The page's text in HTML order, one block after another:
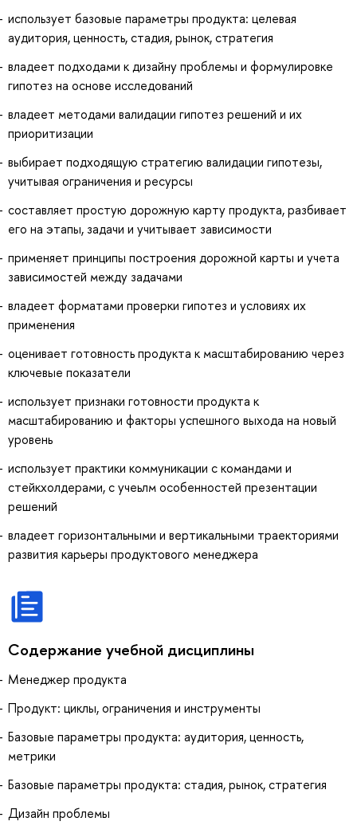
использует базовые параметры продукта: целевая
аудитория, ценность, стадия, рынок, стратегия
владеет подходами к дизайну проблемы и формулировке
гипотез на основе исследований
владеет методами валидации гипотез решений и их
приоритизации
выбирает подходящую стратегию валидации гипотезы,
учитывая ограничения и ресурсы
составляет простую дорожную карту продукта, разбивает
его на этапы, задачи и учитывает зависимости
применяет принципы построения дорожной карты и учета
зависимостей между задачами
владеет форматами проверки гипотез и условиях их
применения
оценивает готовность продукта к масштабированию через
ключевые показатели
использует признаки готовности продукта к
масштабированию и факторы успешного выхода на новый
уровень
использует практики коммуникации с командами и
стейкхолдерами, с учеьлм особенностей презентации
решений
владеет горизонтальными и вертикальными траекториями
развития карьеры продуктового менеджера
Содержание учебной дисциплины
Менеджер продукта
Продукт: циклы, ограничения и инструменты
Базовые параметры продукта: аудитория, ценность,
метрики
Базовые параметры продукта: стадия, рынок, стратегия
Дизайн проблемы